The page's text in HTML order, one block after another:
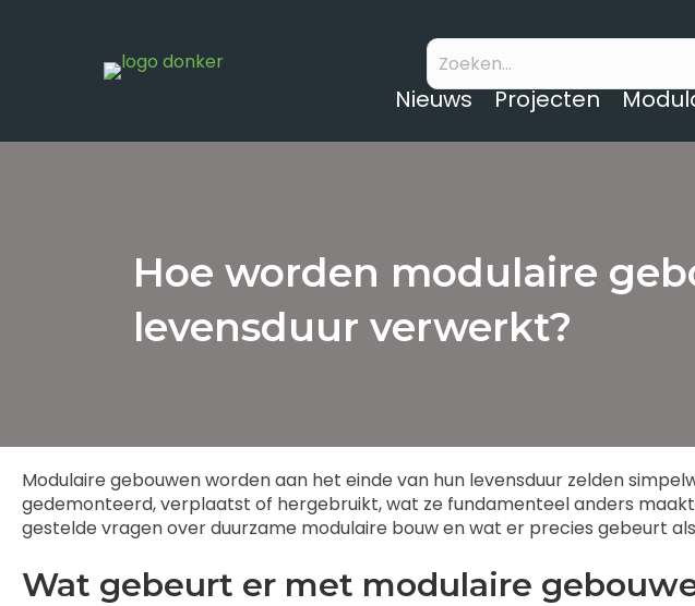
Nieuws Projecten
Hoe worden modulaire
levensduur verwerkt?
Modulaire gebouwen worden aan het einde van hun levensduur zelden
gedemonteerd, verplaatst of hergebruikt, wat ze fundamenteel anders
gestelde vragen over duurzame modulaire bouw en wat er precies gebeurt
Wat gebeurt er met modulaire